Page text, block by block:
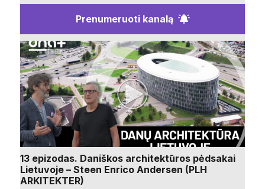
Prenumeruoti kanalą
13 epizodas. Daniškos architektūros pėdsakai
Lietuvoje – Steen Enrico Andersen (PLH
ARKITEKTER)